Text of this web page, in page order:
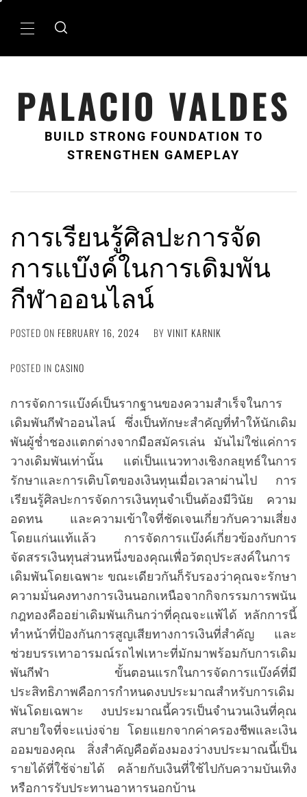
Primary
PALACIO VALDES
BUILD STRONG FOUNDATION TO
STRENGTHEN GAMEPLAY
การเรียนรู้ศิลปะการจัด
การแบ๊งค์ในการเดิมพัน
กีฬาออนไลน์
POSTED ON FEBRUARY 16, 2024 BY VINIT KARNIK
POSTED IN CASINO
การจัดการแบ๊งค์เป็นรากฐานของความสำเร็จในการ
เดิมพันกีฬาออนไลน์ ซึ่งเป็นทักษะสำคัญที่ทำให้นักเดิม
พันผู้ช่ำชองแตกต่างจากมือสมัครเล่น มันไม่ใช่แค่การ
วางเดิมพันเท่านั้น แต่เป็นแนวทางเชิงกลยุทธ์ในการ
รักษาและการเติบโตของเงินทุนเมื่อเวลาผ่านไป การ
เรียนรู้ศิลปะการจัดการเงินทุนจำเป็นต้องมีวินัย ความ
อดทน และความเข้าใจที่ชัดเจนเกี่ยวกับความเสี่ยง
โดยแก่นแท้แล้ว การจัดการแบ๊งค์เกี่ยวข้องกับการ
จัดสรรเงินทุนส่วนหนึ่งของคุณเพื่อวัตถุประสงค์ในการ
เดิมพันโดยเฉพาะ ขณะเดียวกันก็รับรองว่าคุณจะรักษา
ความมั่นคงทางการเงินนอกเหนือจากกิจกรรมการพนัน
กฎทองคืออย่าเดิมพันเกินกว่าที่คุณจะแพ้ได้ หลักการนี้
ทำหน้าที่ป้องกันการสูญเสียทางการเงินที่สำคัญ และ
ช่วยบรรเทาอารมณ์รถไฟเหาะที่มักมาพร้อมกับการเดิม
พันกีฬา ขั้นตอนแรกในการจัดการแบ๊งค์ที่มี
ประสิทธิภาพคือการกำหนดงบประมาณสำหรับการเดิม
พันโดยเฉพาะ งบประมาณนี้ควรเป็นจำนวนเงินที่คุณ
สบายใจที่จะแบ่งจ่าย โดยแยกจากค่าครองชีพและเงิน
ออมของคุณ สิ่งสำคัญคือต้องมองว่างบประมาณนี้เป็น
รายได้ที่ใช้จ่ายได้ คล้ายกับเงินที่ใช้ไปกับความบันเทิง
หรือการรับประทานอาหารนอกบ้าน